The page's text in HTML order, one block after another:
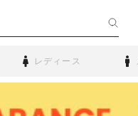
レディース